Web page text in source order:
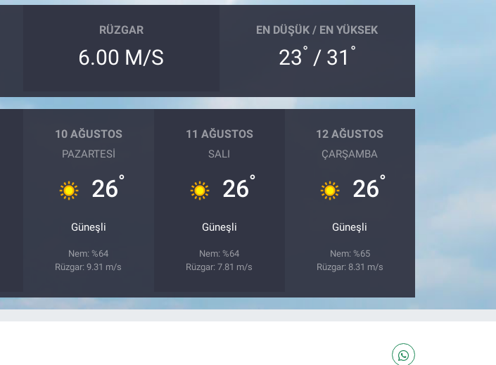
RÜZGAR
6.00 M/S
EN DÜŞÜK / EN YÜKSEK
23° / 31 °
10 AĞUSTOS
PAZARTESI
26°
Güneşli
Nem: %64
Rüzgar: 9.31 m/s
11 AĞUSTOS
SALI
26°
Güneşli
Nem: %64
Rüzgar: 7.81 m/s
12 AĞUSTOS
ÇARŞAMBA
26°
Güneşli
Nem: %65
Rüzgar: 8.31 m/s